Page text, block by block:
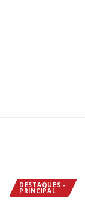
DESTAQUES -
PRINCIPAL